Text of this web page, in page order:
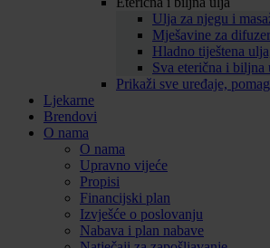
Ulja za njegu i
Mješavine za
Hladno tiještena
Sva eterična i biljna
Prikaži sve uređaje,
Ljekarne
Brendovi
O nama
O nama
Upravno vijeće
Propisi
Financijski plan
Izvješće o poslovanju
Nabava i plan nabave